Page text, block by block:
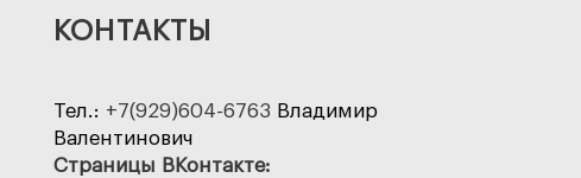
КОНТАКТЫ
Тел.: +7(929)604-6763 Владимир
Валентинович
Страницы ВКонтакте: